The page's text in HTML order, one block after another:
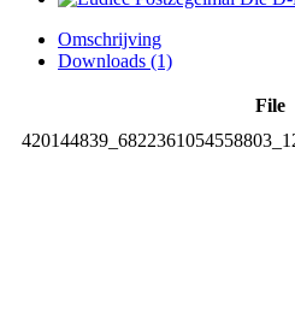
Omschrijving
Downloads (1)
File